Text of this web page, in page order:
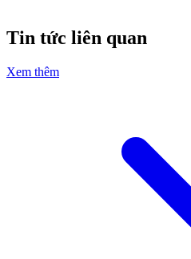
Tin tức liên quan
Xem thêm